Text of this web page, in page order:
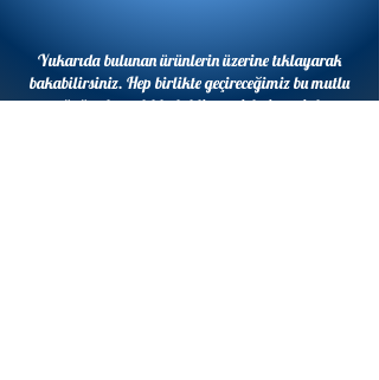
Yukarıda bulunan ürünlerin üzerine tıklayarak
bakabilirsiniz. Hep birlikte geçireceğimiz bu mutlu
günü sabırsızlıkla bekliyor, sizleri sevgiyle